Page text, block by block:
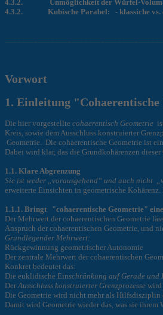
4.3.2. Unmöglichkeit der Würfel-
4.3.2. Kubische Parabel: - klassiche vs.
Vorwort
1. Einleitung
Die hier vorgestellte cohaerentisch Geometrie
Kreis, sowie dem Ausschluss konstruierter
Geometrie. Die cohaerentische Geometrie ist
Dabei wird klar, das die Grundkohärenzen
1.1. Klare Abgrenzung
Sie ist weder „vorausgehend“ und auch nicht
erweiterte Einsichten in geometrische
1.1.1. Bringt "cohaerentische Geometrie"
Der Mehrwert der cohaerentischen Geometrie
Anspruch der cohaerentischen Geometrie, und
Grundlegender Mehrwert:
Rückgewinnung geometrischer Autonomie
Der zentrale Mehrwert der cohaerentischen
Konkret bedeutet das:
Die euklidische Einschränkung auf Gerade und
Der Ausschluss konstruierter Grenzprozesse wird
Die Geometrie wird nicht mehr als Hilfsdisziplin
Damit wird Geometrie wieder das, was sie